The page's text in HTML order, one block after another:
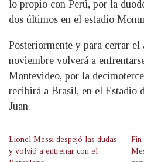
lo propio con Perú, por la
dos últimos en el estadio
Posteriormente y para cerrar el
noviembre volverá a
Montevideo, por la
recibirá a Brasil, en el Estadio
Juan.
Lionel Messi despejó las dudas
y volvió a entrenar con el
Fin